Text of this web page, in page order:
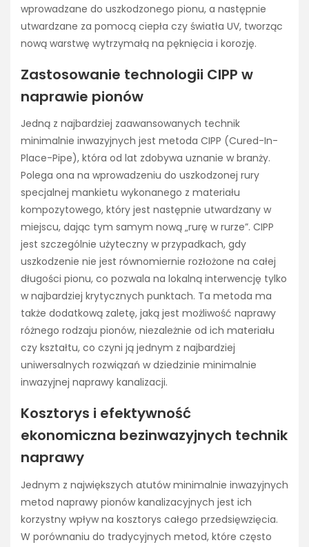
wprowadzane do uszkodzonego pionu, a następnie
utwardzane za pomocą ciepła czy światła UV, tworząc
nową warstwę wytrzymałą na pęknięcia i korozję.
Zastosowanie technologii CIPP w
naprawie pionów
Jedną z najbardziej zaawansowanych technik
minimalnie inwazyjnych jest metoda CIPP (Cured-In-
Place-Pipe), która od lat zdobywa uznanie w branży.
Polega ona na wprowadzeniu do uszkodzonej rury
specjalnej mankietu wykonanego z materiału
kompozytowego, który jest następnie utwardzany w
miejscu, dając tym samym nową „rurę w rurze”. CIPP
jest szczególnie użyteczny w przypadkach, gdy
uszkodzenie nie jest równomiernie rozłożone na całej
długości pionu, co pozwala na lokalną interwencję tylko
w najbardziej krytycznych punktach. Ta metoda ma
także dodatkową zaletę, jaką jest możliwość naprawy
różnego rodzaju pionów, niezależnie od ich materiału
czy kształtu, co czyni ją jednym z najbardziej
uniwersalnych rozwiązań w dziedzinie minimalnie
inwazyjnej naprawy kanalizacji.
Kosztorys i efektywność
ekonomiczna bezinwazyjnych technik
naprawy
Jednym z największych atutów minimalnie inwazyjnych
metod naprawy pionów kanalizacyjnych jest ich
korzystny wpływ na kosztorys całego przedsięwzięcia.
W porównaniu do tradycyjnych metod, które często